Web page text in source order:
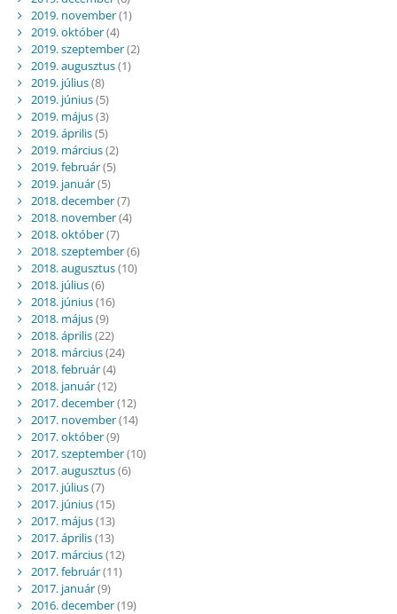
2019. november(1)
2019. október(4)
2019. szeptember(2)
2019. augusztus(1)
2019. július(8)
2019. június(5)
2019. május(3)
2019. április(5)
2019. március(2)
2019. február(5)
2019. január(5)
2018. december(7)
2018. november(4)
2018. október(7)
2018. szeptember(6)
2018. augusztus(10)
2018. július(6)
2018. június(16)
2018. május(9)
2018. április(22)
2018. március(24)
2018. február(4)
2018. január(12)
2017. december(12)
2017. november(14)
2017. október(9)
2017. szeptember(10)
2017. augusztus(6)
2017. július(7)
2017. június(15)
2017. május(13)
2017. április(13)
2017. március(12)
2017. február(11)
2017. január(9)
2016. december(19)